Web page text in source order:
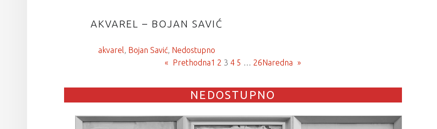
AKVAREL – BOJAN SAVIĆ
akvarel, Bojan Savić, Nedostupno
« Prethodna1 2 3 4 5 … 26Naredna »
NEDOSTUPNO